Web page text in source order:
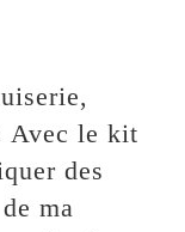
Avec le kit
des
ma